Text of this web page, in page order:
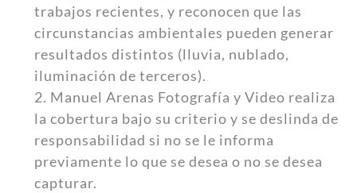
trabajos recientes, y reconocen que las
circunstancias ambientales pueden generar
resultados distintos (lluvia, nublado,
iluminación de terceros).
2. Manuel Arenas Fotografía y Video realiza
la cobertura bajo su criterio y se deslinda de
responsabilidad si no se le informa
previamente lo que se desea o no se desea
capturar.